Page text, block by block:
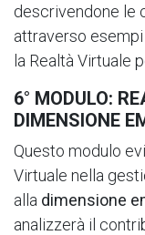
descrivendone le
attraverso
la Realtà Virtuale
6° MODULO:
DIMENSIONE
Questo modulo
Virtuale nella
alla dimensione
analizzerà il